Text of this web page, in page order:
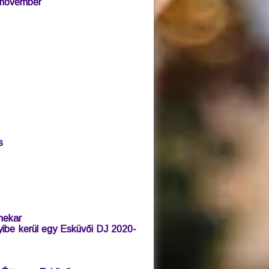
kerül egy Esküvői DJ 2020-